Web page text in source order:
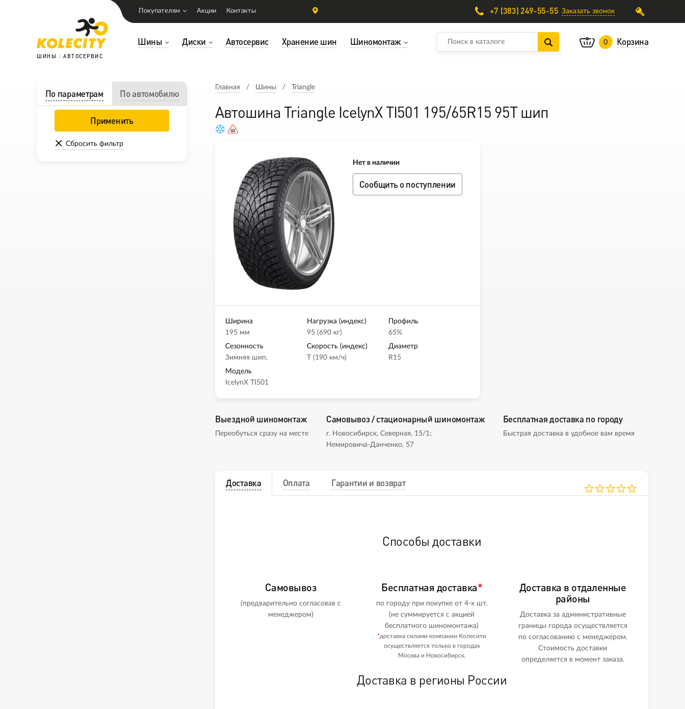
ШИНЫ АВТОСЕРВИС
Шины Диски Автосервис Хранение шин Шиномонтаж 0 Корзина
+7 (383) 249-55-55 Заказать звонок
Покупателям Акции Контакты
Главная Шины Triangle
Автошина Triangle IcelynX TI501 195/65R15 95T шип
По параметрам По автомобилю
Применить
Сбросить фильтр
Нет в наличии
Сообщить о поступлении
Ширина
195 мм
Нагрузка (индекс)
95 (690 кг)
Профиль
65%
Сезонность
Зимняя шип.
Скорость (индекс)
T (190 км/ч)
Диаметр
R15
Модель
IcelynX TI501
Выездной шиномонтаж
Переобуться сразу на месте
Самовывоз / стационарный шиномонтаж
г. Новосибирск, Северная, 15/1;
Немировича-Данченко, 57
Бесплатная доставка по городу
Быстрая доставка в удобное вам время
Доставка Оплата Гарантии и возврат
Способы доставки
Самовывоз
(предварительно согласовав с
менеджером)
Бесплатная доставка*
по городу при покупке от 4-х шт.
(не суммируется с акцией
бесплатного шиномонтажа)
*доставка силами компании Колесити
осуществляется только в городах
Москва и Новосибирск.
Доставка в отдаленные
районы
Доставка за административные
границы города осуществляется
по согласованию с менеджером.
Стоимость доставки
определяется в момент заказа.
Доставка в регионы России